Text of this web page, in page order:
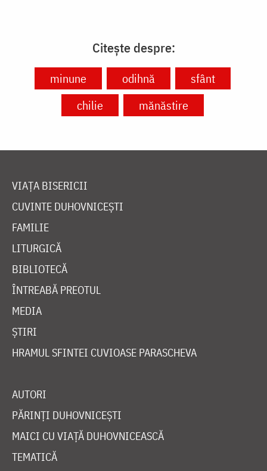
Citește despre:
minune odihnă
sfânt
chilie
mănăstire
VIAȚA BISERICII
CUVINTE DUHOVNICEȘTI
FAMILIE
LITURGICĂ
BIBLIOTECĂ
ÎNTREABĂ PREOTUL
MEDIA
ȘTIRI
HRAMUL SFINTEI CUVIOASE PARASCHEVA
AUTORI
PĂRINȚI DUHOVNICEȘTI
MAICI CU VIAȚĂ DUHOVNICEASCĂ
TEMATICĂ